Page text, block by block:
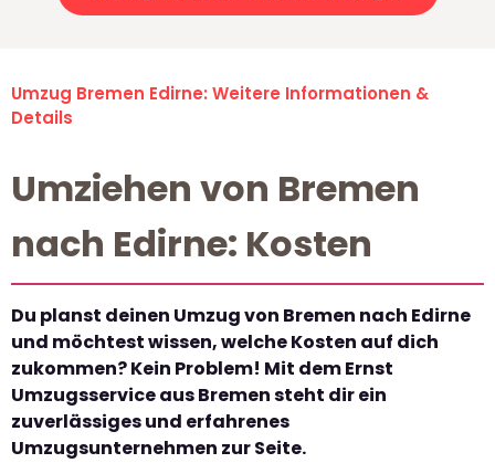
Umzug Bremen Edirne: Weitere Informationen &
Details
Umziehen von Bremen
nach Edirne: Kosten
Du planst deinen Umzug von Bremen nach Edirne
und möchtest wissen, welche Kosten auf dich
zukommen? Kein Problem! Mit dem Ernst
Umzugsservice aus Bremen steht dir ein
zuverlässiges und erfahrenes
Umzugsunternehmen zur Seite.